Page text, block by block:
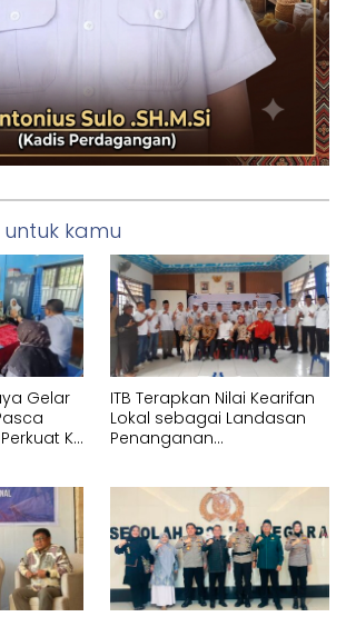
kamu
Gelar
KB
ITB Terapkan Nilai Kearifan
Lokal sebagai Landasan
Penanganan